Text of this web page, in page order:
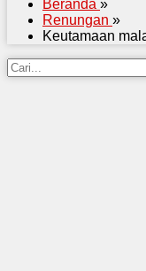
Beranda »
Renungan »
Keutamaan